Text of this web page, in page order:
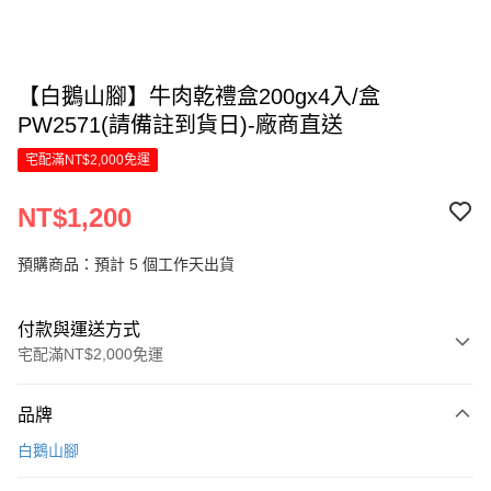
【白鵝山腳】牛肉乾禮盒200gx4入/盒
PW2571(請備註到貨日)-廠商直送
宅配滿NT$2,000免運
NT$1,200
預購商品：預計 5 個工作天出貨
付款與運送方式
宅配滿NT$2,000免運
信用卡一次付款
品牌
白鵝山腳